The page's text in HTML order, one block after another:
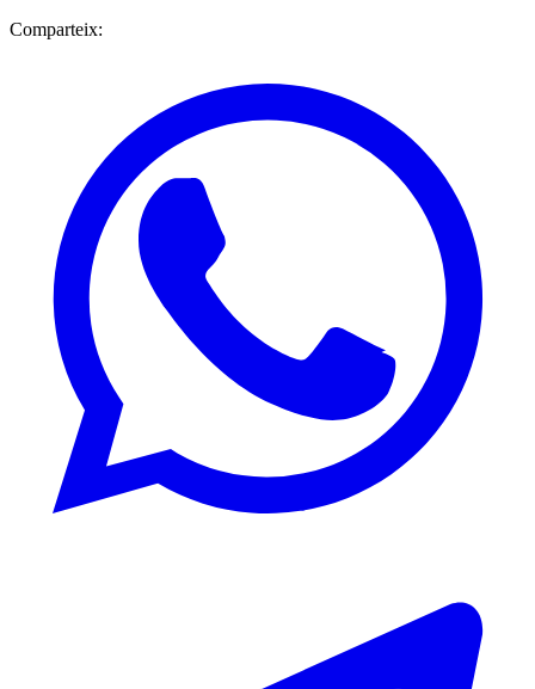
Comparteix: